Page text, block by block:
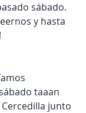
sábado.
y hasta
taaan
junto